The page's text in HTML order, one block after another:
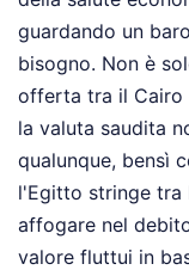
guardando un
bisogno. Non è
offerta tra il Cairo
la valuta saudita
qualunque, bensì
l'Egitto stringe tra
affogare nel
valore fluttui in